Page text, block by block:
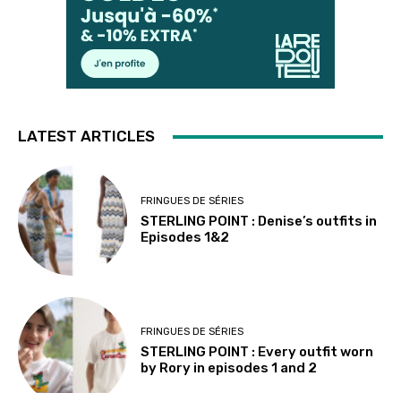
LATEST ARTICLES
FRINGUES DE SÉRIES
STERLING POINT : Denise’s outfits in
Episodes 1&2
FRINGUES DE SÉRIES
STERLING POINT : Every outfit worn
by Rory in episodes 1 and 2